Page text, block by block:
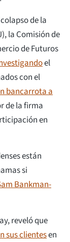
de la
la Comisión de
de Futuros
el
con el
bancarrota a
de la firma
en
están
si
Bankman-
reveló que
sus clientesen